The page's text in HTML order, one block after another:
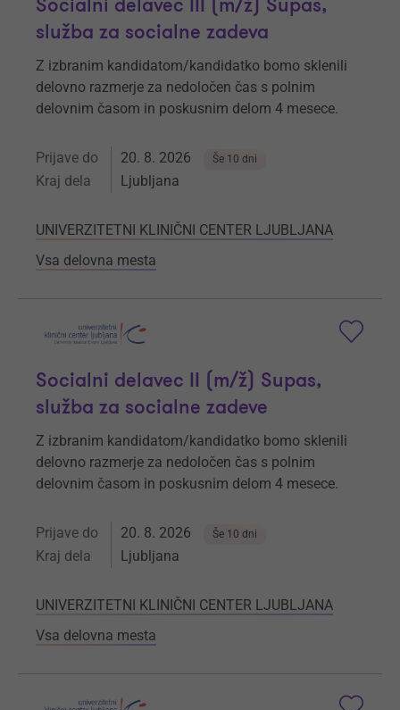
Socialni delavec III (m/ž) Supas,
služba za socialne zadeva
Z izbranim kandidatom/kandidatko bomo sklenili
delovno razmerje za nedoločen čas s polnim
delovnim časom in poskusnim delom 4 mesece.
Prijave do 20. 8. 2026 Še 10 dni
Kraj dela Ljubljana
UNIVERZITETNI KLINIČNI CENTER LJUBLJANA
Vsa delovna mesta
Socialni delavec II (m/ž) Supas,
služba za socialne zadeve
Z izbranim kandidatom/kandidatko bomo sklenili
delovno razmerje za nedoločen čas s polnim
delovnim časom in poskusnim delom 4 mesece.
Prijave do 20. 8. 2026 Še 10 dni
Kraj dela Ljubljana
UNIVERZITETNI KLINIČNI CENTER LJUBLJANA
Vsa delovna mesta